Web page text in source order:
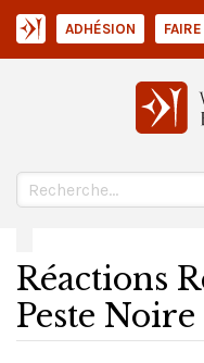
ADHÉSION
Réactions
Peste Noire